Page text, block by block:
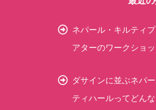
ネパール・キルティ
アターのワークショ
ダサインに並ぶネパ
ティハールってどん